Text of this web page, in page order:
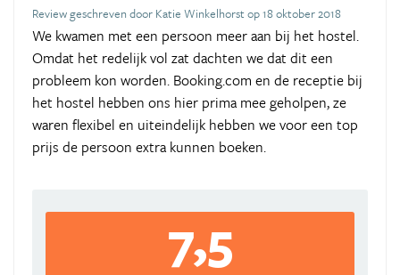
Review geschreven door Katie Winkelhorst op 18 oktober 2018
We kwamen met een persoon meer aan bij het hostel.
Omdat het redelijk vol zat dachten we dat dit een
probleem kon worden. Booking.com en de receptie bij
het hostel hebben ons hier prima mee geholpen, ze
waren flexibel en uiteindelijk hebben we voor een top
prijs de persoon extra kunnen boeken.
7,5